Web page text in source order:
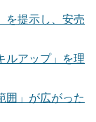
を提示し、安売
ルアップ」を理
」が広がった